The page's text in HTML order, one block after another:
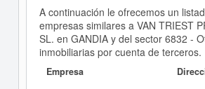
A continuación le ofrecemos un
empresas similares a VAN TRIEST
SL. en GANDIA y del sector 6832 -
inmobiliarias por cuenta de terceros.
Empresa